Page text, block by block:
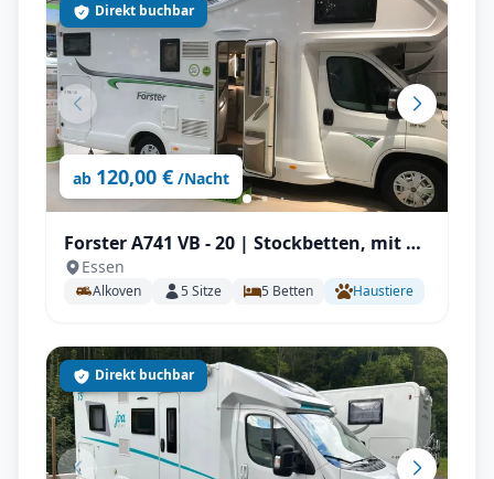
ab 120,00 € /Nacht
Direkt buchbar
Forster A741 VB - 20 | Stockbetten, mit TV
& SAT, Kinderzimmer
Essen
Alkoven 5Sitze 5 Betten Haustiere
Direkt buchbar